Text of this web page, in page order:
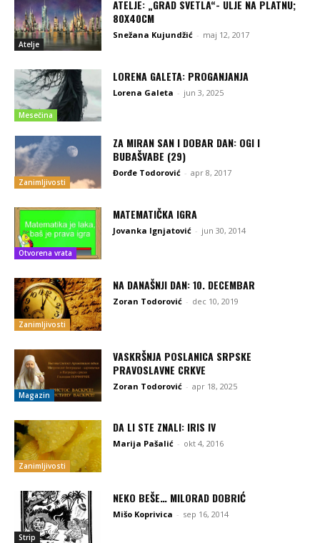
Atelje
ATELJE: „GRAD SVETLA“- ULJE NA PLATNU;
80X40CM
Snežana Kujundžić - maj 12, 2017
Mesečina
LORENA GALETA: PROGANJANJA
Lorena Galeta - jun 3, 2025
Zanimljivosti
ZA MIRAN SAN I DOBAR DAN: OGI I
BUBAŠVABE (29)
Đorđe Todorović - apr 8, 2017
Otvorena vrata
MATEMATIČKA IGRA
Jovanka Ignjatović - jun 30, 2014
Zanimljivosti
NA DANAŠNJI DAN: 10. DECEMBAR
Zoran Todorović - dec 10, 2019
Magazin
VASKRŠNJA POSLANICA SRPSKE
PRAVOSLAVNE CRKVE
Zoran Todorović - apr 18, 2025
Zanimljivosti
DA LI STE ZNALI: IRIS IV
Marija Pašalić - okt 4, 2016
Strip
NEKO BEŠE… MILORAD DOBRIĆ
Mišo Koprivica - sep 16, 2014